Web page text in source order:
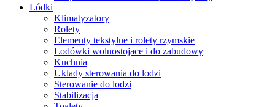
Lódki
Klimatyzatory
Rolety
Elementy tekstylne i rolety rzymskie
Lodówki wolnostojace i do zabudowy
Kuchnia
Uklady sterowania do lodzi
Sterowanie do lodzi
Stabilizacja